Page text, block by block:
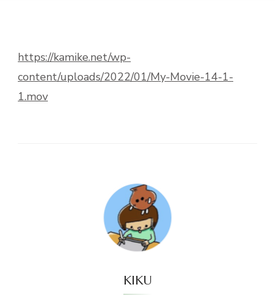
https://kamike.net/wp-
content/uploads/2022/01/My-Movie-14-1-
1.mov
KIKU